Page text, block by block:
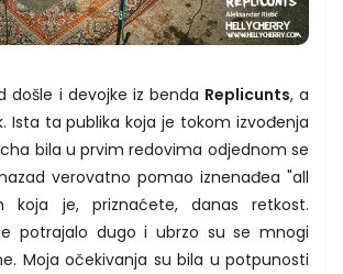
došle i devojke iz benda Replicunts, a
Ista ta publika koja je tokom izvođenja
bila u prvim redovima odjednom se
verovatno pomao iznenađea "all
koja je, priznaćete, danas retkost.
potrajalo dugo i ubrzo su se mnogi
Moja očekivanja su bila u potpunosti